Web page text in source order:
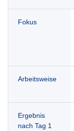
Fokus
Arbeitsweise
Ergebnis
nach Tag 1